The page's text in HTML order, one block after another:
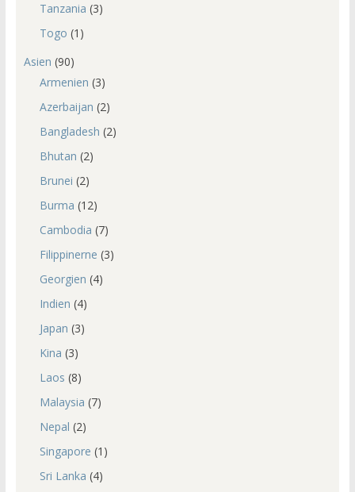
Tanzania (3)
Togo (1)
Asien (90)
Armenien (3)
Azerbaijan (2)
Bangladesh (2)
Bhutan (2)
Brunei (2)
Burma (12)
Cambodia (7)
Filippinerne (3)
Georgien (4)
Indien (4)
Japan (3)
Kina (3)
Laos (8)
Malaysia (7)
Nepal (2)
Singapore (1)
Sri Lanka (4)